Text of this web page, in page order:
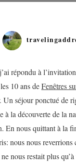
répondu à
10 ans deFenêtres
Un séjour ponctué de
à la découverte de la
En nous quittant à la
nous nous reverrions
nous restait plus